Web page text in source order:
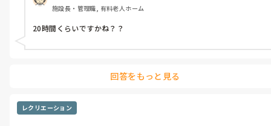
施設長・管理職, 有料老人ホーム
20時間くらいですかね？？
回答をもっと見る
レクリエーション